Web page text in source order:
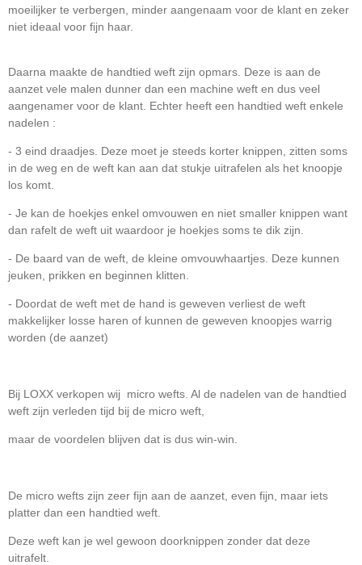
moeilijker te verbergen, minder aangenaam voor de klant en zeker
niet ideaal voor fijn haar.
Daarna maakte de handtied weft zijn opmars. Deze is aan de
aanzet vele malen dunner dan een machine weft en dus veel
aangenamer voor de klant. Echter heeft een handtied weft enkele
nadelen :
- 3 eind draadjes. Deze moet je steeds korter knippen, zitten soms
in de weg en de weft kan aan dat stukje uitrafelen als het knoopje
los komt.
- Je kan de hoekjes enkel omvouwen en niet smaller knippen want
dan rafelt de weft uit waardoor je hoekjes soms te dik zijn.
- De baard van de weft, de kleine omvouwhaartjes. Deze kunnen
jeuken, prikken en beginnen klitten.
- Doordat de weft met de hand is geweven verliest de weft
makkelijker losse haren of kunnen de geweven knoopjes warrig
worden (de aanzet)
Bij LOXX verkopen wij micro wefts. Al de nadelen van de handtied
weft zijn verleden tijd bij de micro weft,
maar de voordelen blijven dat is dus win-win.
De micro wefts zijn zeer fijn aan de aanzet, even fijn, maar iets
platter dan een handtied weft.
Deze weft kan je wel gewoon doorknippen zonder dat deze
uitrafelt.